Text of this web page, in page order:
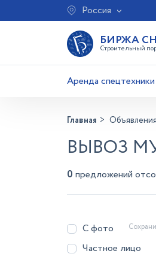
Россия
БИРЖА
Строительный
Аренда спецтехники
Главная Объявления
ВЫВОЗ
0 предложений
С фото
Частное лицо